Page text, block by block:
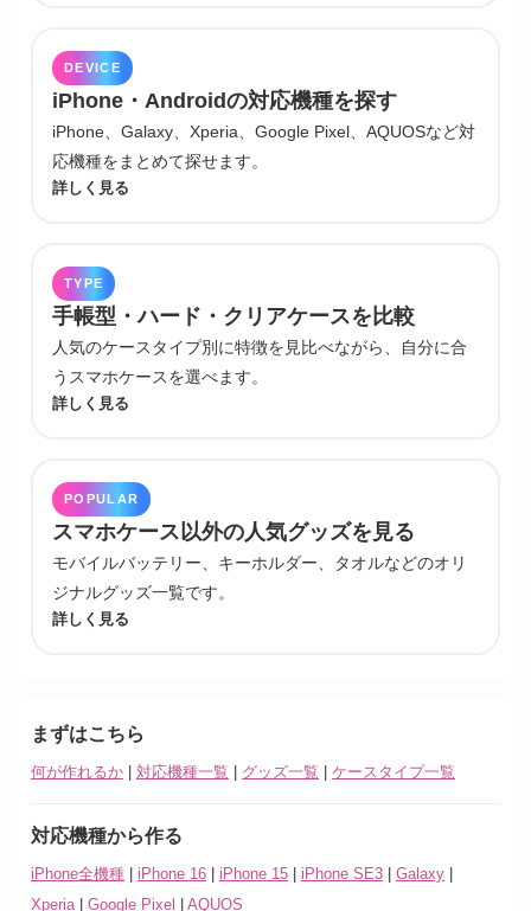
DEVICE
iPhone・Androidの対応機種を探す
iPhone、Galaxy、Xperia、Google Pixel、AQUOSなど対
応機種をまとめて探せます。
詳しく見る
TYPE
手帳型・ハード・クリアケースを比較
人気のケースタイプ別に特徴を見比べながら、自分に合
うスマホケースを選べます。
詳しく見る
POPULAR
スマホケース以外の人気グッズを見る
モバイルバッテリー、キーホルダー、タオルなどのオリ
ジナルグッズ一覧です。
詳しく見る
まずはこちら
何が作れるか | 対応機種一覧 | グッズ一覧 | ケースタイプ一覧
対応機種から作る
iPhone全機種 | iPhone 16 | iPhone 15 | iPhone SE3 | Galaxy |
Xperia | Google Pixel | AQUOS